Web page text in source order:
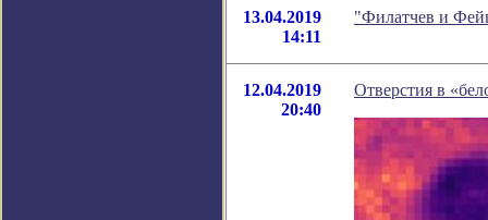
13.04.2019
14:11
"Филатчев и
12.04.2019
20:40
Отверстия в